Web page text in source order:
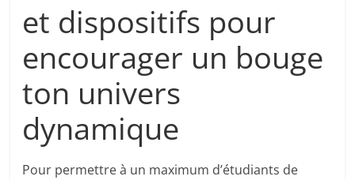
et dispositifs pour
encourager un bouge
ton univers
dynamique
Pour permettre à un maximum d’étudiants de